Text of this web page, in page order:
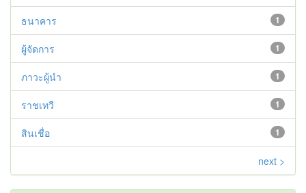
1
ธนาคาร
1
ผู้จัดการ
1
ภาวะผู้นำ
1
ราชเทวี
1
สินเชื่อ
next >